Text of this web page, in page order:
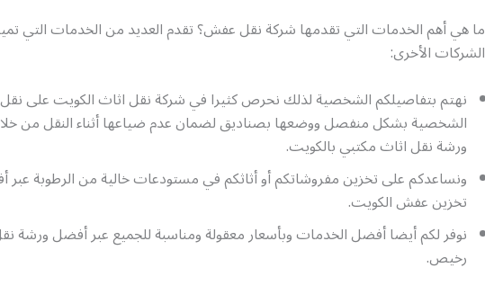
ما هي أهم الخدمات التي تقدمها شركة نقل عفش؟ تقدم العديد من الخدمات التي
الشركات الأخرى:
نهتم بتفاصيلكم الشخصية لذلك نحرص كثيرا في شركة نقل اثاث الكويت على
الشخصية بشكل منفصل ووضعها بصناديق لضمان عدم ضياعها أثناء النقل من
ورشة نقل اثاث مكتبي بالكويت.
ونساعدكم على تخزين مفروشاتكم أو أثاثكم في مستودعات خالية من الرطوبة
تخزين عفش الكويت.
نوفر لكم أيضا أفضل الخدمات وبأسعار معقولة ومناسبة للجميع عبر أفضل
رخيص.